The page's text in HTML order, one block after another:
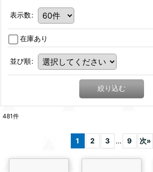
表示数:
在庫あり
並び順:
絞り込む
481件
1 2 3 ... 9 次»